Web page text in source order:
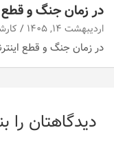
در زمان جنگ و قطع
اردیبهشت ۱۴, ۱۴۰۵
در زمان جنگ و قطع
دیدگاهتان را